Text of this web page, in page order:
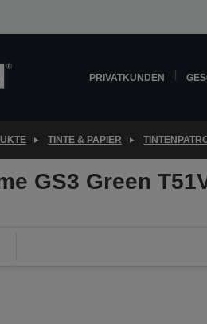
PRIVATKUNDEN
TINTE & PAPIER
GS3 Green